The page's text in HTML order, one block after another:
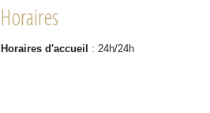
Horaires
Horaires d'accueil : 24h/24h